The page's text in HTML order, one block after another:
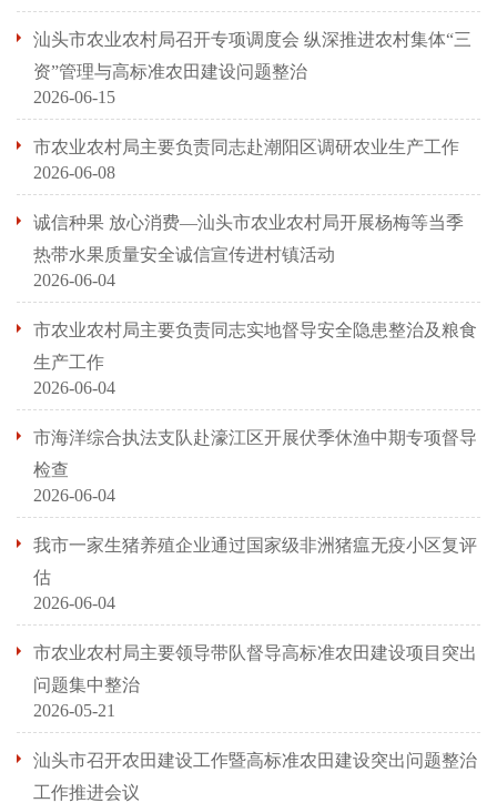
汕头市农业农村局召开专项调度会 纵深推进农村集体“三
资”管理与高标准农田建设问题整治
2026-06-15
市农业农村局主要负责同志赴潮阳区调研农业生产工作
2026-06-08
诚信种果 放心消费—汕头市农业农村局开展杨梅等当季
热带水果质量安全诚信宣传进村镇活动
2026-06-04
市农业农村局主要负责同志实地督导安全隐患整治及粮食
生产工作
2026-06-04
市海洋综合执法支队赴濠江区开展伏季休渔中期专项督导
检查
2026-06-04
我市一家生猪养殖企业通过国家级非洲猪瘟无疫小区复评
估
2026-06-04
市农业农村局主要领导带队督导高标准农田建设项目突出
问题集中整治
2026-05-21
汕头市召开农田建设工作暨高标准农田建设突出问题整治
工作推进会议